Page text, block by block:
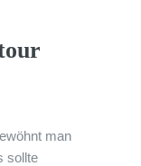
man
sollte